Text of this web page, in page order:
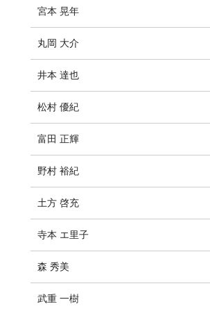
宮本 晃年
丸岡 大介
井本 達也
松村 優紀
富田 正輝
野村 裕紀
土方 啓充
寺本 エ里子
森 秀美
武重 一樹